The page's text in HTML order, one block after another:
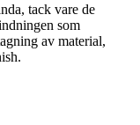
tack vare de
som
av material,